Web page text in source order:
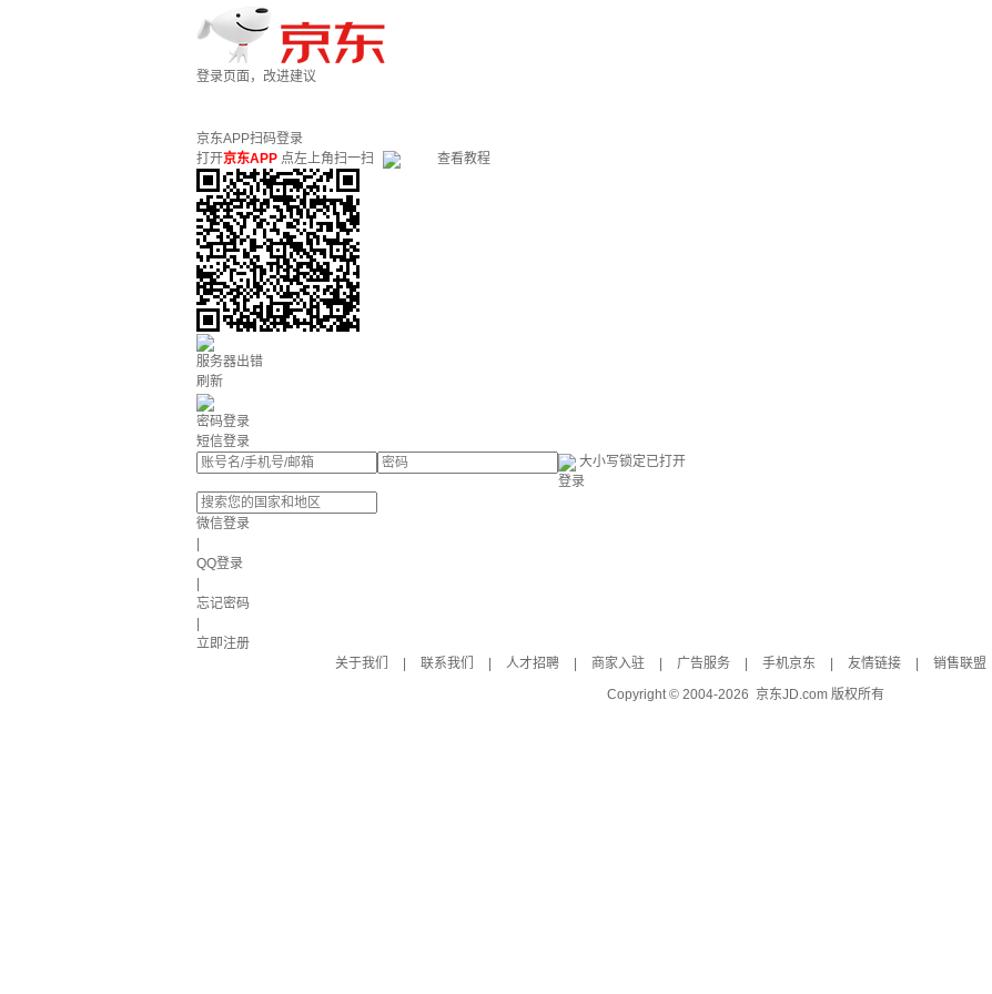
登录页面，改进建议
京东APP扫码登录
打开京东APP 点左上角扫一扫 查看教程
服务器出错
刷新
密码登录
短信登录
大小写锁定已打开
登录
微信登录
QQ登录
忘记密码
立即注册
关于我们
联系我们 人才招聘 商家入驻 广告服务 手机京东 友情链接 销售联盟
Copyright © 2004-2026 京东JD.com 版权所有